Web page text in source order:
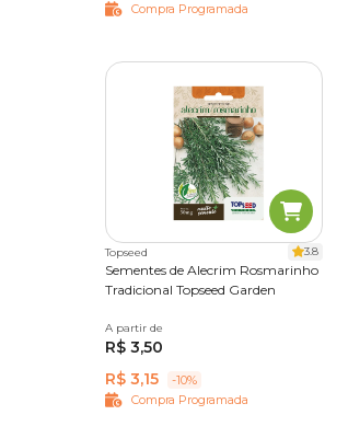
Compra Programada
Topseed 3.8
Sementes de Alecrim Rosmarinho
Tradicional Topseed Garden
Único
A partir de
R$ 3,50
R$ 3,15
-10%
Compra Programada